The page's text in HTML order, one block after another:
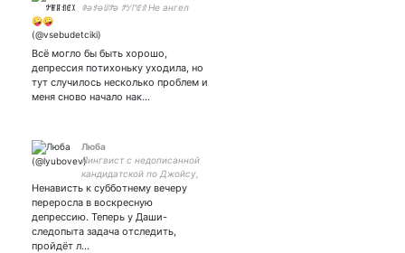
ꂈәꉣәꅐꉢә ꉢꌦ꒕ꂅꀊ Не ангел
Всё могло бы быть хорошо,
депрессия потихоньку уходила, но
тут случилось несколько проблем и
меня сново начало нак…
Люба
Лингвист с недописанной
кандидатской по Джойсу,
преподаватель
английского языка.
Ненависть к субботнему вечеру
переросла в воскресную
депрессию. Теперь у Даши-
следопыта задача отследить,
пройдёт л…